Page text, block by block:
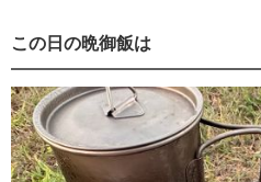
この日の晩御飯は